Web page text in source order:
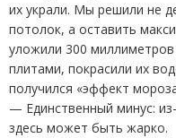
их украли. Мы решили не
потолок, а оставить
уложили 300
плитами, покрасили их
получился «эффект
— Единственный минус:
здесь может быть жарко.